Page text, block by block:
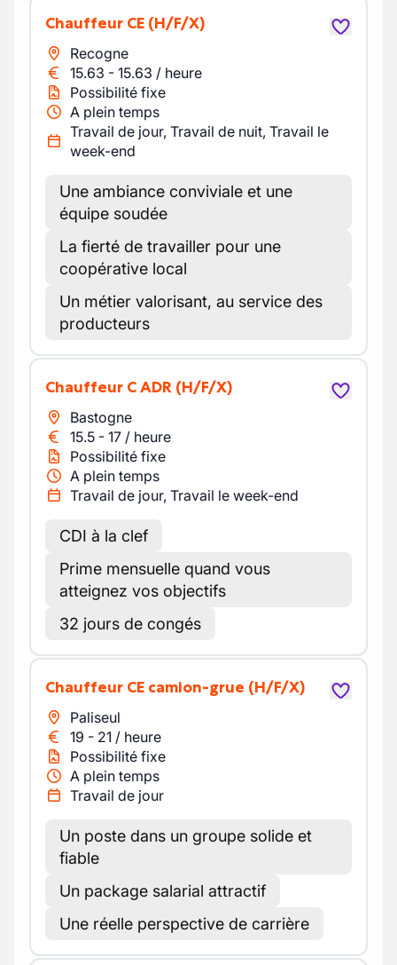
Chauffeur CE (H/F/X)
Recogne
15.63 - 15.63 / heure
Possibilité fixe
A plein temps
Travail de jour, Travail de nuit, Travail le
week-end
Une ambiance conviviale et une
équipe soudée
La fierté de travailler pour une
coopérative local
Un métier valorisant, au service des
producteurs
Chauffeur C ADR (H/F/X)
Bastogne
15.5 - 17 / heure
Possibilité fixe
A plein temps
Travail de jour, Travail le week-end
CDI à la clef
Prime mensuelle quand vous
atteignez vos objectifs
32 jours de congés
Chauffeur CE camion-grue (H/F/X)
Paliseul
19 - 21 / heure
Possibilité fixe
A plein temps
Travail de jour
Un poste dans un groupe solide et
fiable
Un package salarial attractif
Une réelle perspective de carrière